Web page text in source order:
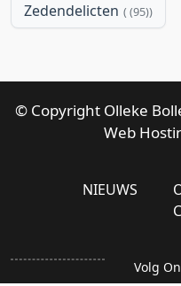
Zedendelicten (95)
© Copyright Olleke
Web
NIEUWS
Volg